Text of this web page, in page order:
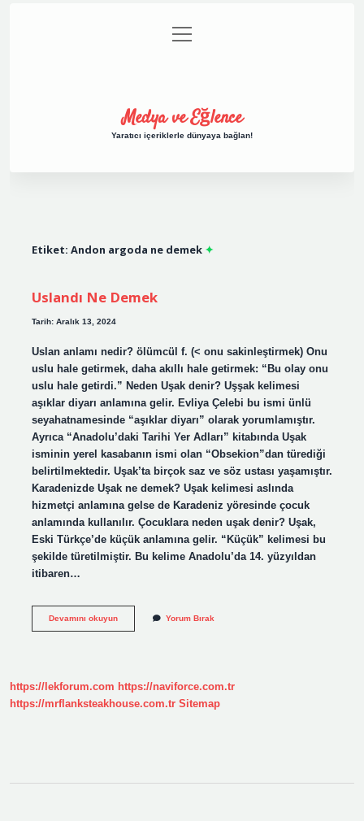
Gizlilik Politikası
menüyü
aç
Medya ve Eğlence
Yaratıcı içeriklerle dünyaya bağlan!
Etiket: Andon argoda ne demek
Uslandı Ne Demek
Tarih: Aralık 13, 2024
Uslan anlamı nedir? ölümcül f. (< onu sakinleştirmek) Onu
uslu hale getirmek, daha akıllı hale getirmek: “Bu olay onu
uslu hale getirdi.” Neden Uşak denir? Uşşak kelimesi
aşıklar diyarı anlamına gelir. Evliya Çelebi bu ismi ünlü
seyahatnamesinde “aşıklar diyarı” olarak yorumlamıştır.
Ayrıca “Anadolu’daki Tarihi Yer Adları” kitabında Uşak
isminin yerel kasabanın ismi olan “Obsekion”dan türediği
belirtilmektedir. Uşak’ta birçok saz ve söz ustası yaşamıştır.
Karadenizde Uşak ne demek? Uşak kelimesi aslında
hizmetçi anlamına gelse de Karadeniz yöresinde çocuk
anlamında kullanılır. Çocuklara neden uşak denir? Uşak,
Eski Türkçe’de küçük anlamına gelir. “Küçük” kelimesi bu
şekilde türetilmiştir. Bu kelime Anadolu’da 14. yüzyıldan
itibaren…
Devamını okuyunUslandı
Yorum Bırak
https://lekforum.com https://naviforce.com.tr
https://mrflanksteakhouse.com.tr Sitemap